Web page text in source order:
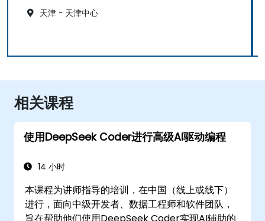
天津 - 天津中心
相关课程
使用DeepSeek Coder进行高级AI驱动编程
14 小时
本课程为讲师指导的培训，在中国（线上或线下）
进行，面向中级开发者、数据工程师和软件团队，
旨在帮助他们使用DeepSeek Coder实现AI辅助的